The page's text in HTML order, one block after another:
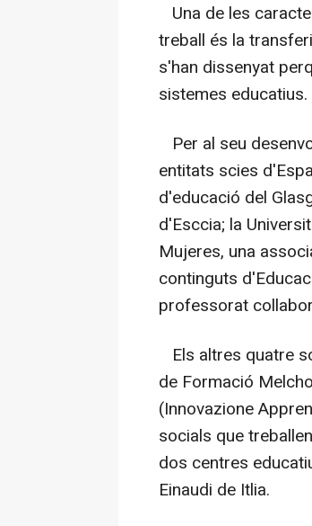
Una de les
treball és la
s'han dissenyat
sistemes educatius.
Per al seu
entitats scies
d'educació del
d'Esccia; la
Mujeres, una
continguts
professorat
Els altres quatre
de Formació
(Innovazione
socials que
dos centres
Einaudi de Itlia.